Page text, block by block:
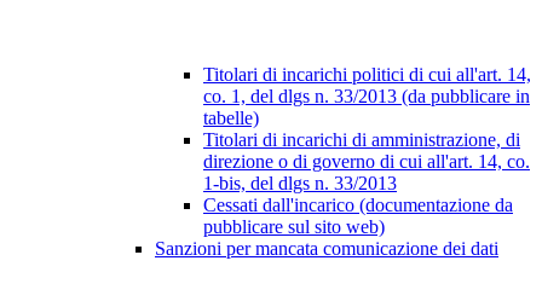
Titolari di incarichi politici di cui all'art. 14,
co. 1, del dlgs n. 33/2013 (da pubblicare in
tabelle)
Titolari di incarichi di amministrazione, di
direzione o di governo di cui all'art. 14, co.
1-bis, del dlgs n. 33/2013
Cessati dall'incarico (documentazione da
pubblicare sul sito web)
Sanzioni per mancata comunicazione dei dati